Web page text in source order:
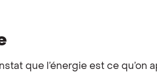
que l’énergie est ce qu’on